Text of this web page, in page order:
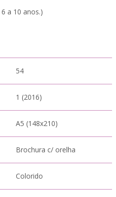
a 10 anos.)
54
1 (2016)
A5 (148x210)
Brochura c/ orelha
Colorido